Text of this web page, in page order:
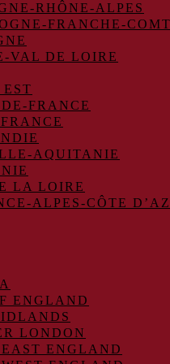
RHÔNE-ALPES
FRANCHE-
VAL DE LOIRE
FRANCE
AQUITANIE
LA LOIRE
ALPES-CÔTE
ENGLAND
LONDON
ENGLAND